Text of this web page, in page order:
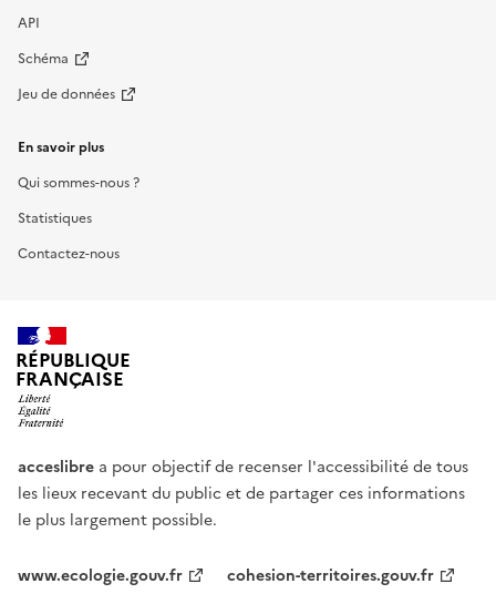
API
Schéma
Jeu de données
En savoir plus
Qui sommes-nous ?
Statistiques
Contactez-nous
RÉPUBLIQUE
FRANÇAISE
acceslibre a pour objectif de recenser l'accessibilité de tous
les lieux recevant du public et de partager ces informations
le plus largement possible.
www.ecologie.gouv.fr
cohesion-territoires.gouv.fr